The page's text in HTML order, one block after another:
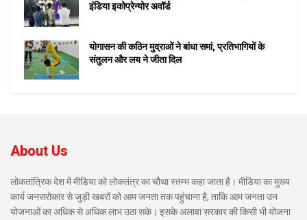
इंडिया इकोप्रेन्योर अवॉर्ड
योगासन की कठिन मुद्राओं ने बांधा समां, प्रतिभागियों के
संतुलन और लय ने जीता दिल
About Us
लोकतांत्रिक देश में मीडिया को लोकतंत्र का चौथा स्तम्भ कहा जाता है। मीडिया का मुख्य
कार्य जनसरोकार से जुड़ी खबरों को आम जनता तक पहुंचाना है, ताकि आम जनता उन
योजनाओं का अधिक से अधिक लाभ उठा सके। इसके अलावा सरकार की किसी भी योजना